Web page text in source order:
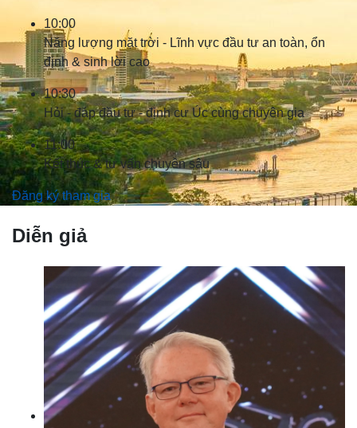
10:00
Năng lượng mặt trời - Lĩnh vực đầu tư an toàn, ổn
định & sinh lời cao
10:30
Hỏi - đáp đầu tư - định cư Úc cùng chuyên gia
11:00
Kết thúc & tư vấn chuyên sâu
Đăng ký tham gia
Diễn giả